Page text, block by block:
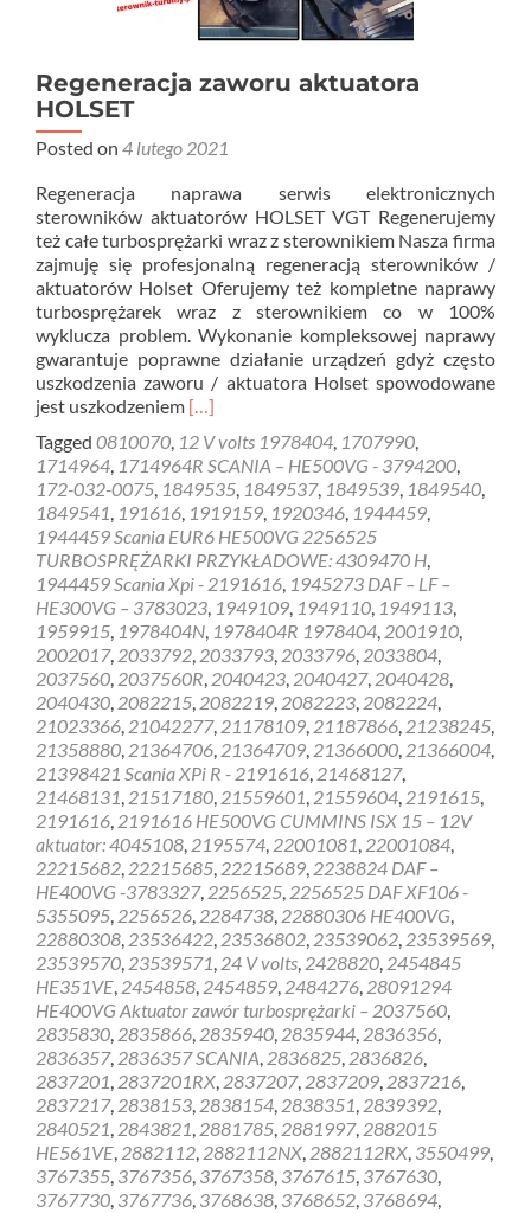
Regeneracja zaworu aktuatora
HOLSET
Posted on 4 lutego 2021
Regeneracja naprawa serwis elektronicznych
sterowników aktuatorów HOLSET VGT Regenerujemy
też całe turbosprężarki wraz z sterownikiem Nasza firma
zajmuję się profesjonalną regeneracją sterowników /
aktuatorów Holset Oferujemy też kompletne naprawy
turbosprężarek wraz z sterownikiem co w 100%
wyklucza problem. Wykonanie kompleksowej naprawy
gwarantuje poprawne działanie urządzeń gdyż często
uszkodzenia zaworu / aktuatora Holset spowodowane
jest uszkodzeniem Read
about
Regeneracja
zaworu
aktuatora
HOLSET
[…]
Tagged 0810070, 12 V volts 1978404, 1707990,
1714964, 1714964R SCANIA – HE500VG - 3794200,
172-032-0075, 1849535, 1849537, 1849539, 1849540,
1849541, 191616, 1919159, 1920346, 1944459,
1944459 Scania EUR6 HE500VG 2256525
TURBOSPRĘŻARKI PRZYKŁADOWE: 4309470 H,
1944459 Scania Xpi - 2191616, 1945273 DAF – LF –
HE300VG – 3783023, 1949109, 1949110, 1949113,
1959915, 1978404N, 1978404R 1978404, 2001910,
2002017, 2033792, 2033793, 2033796, 2033804,
2037560, 2037560R, 2040423, 2040427, 2040428,
2040430, 2082215, 2082219, 2082223, 2082224,
21023366, 21042277, 21178109, 21187866, 21238245,
21358880, 21364706, 21364709, 21366000, 21366004,
21398421 Scania XPi R - 2191616, 21468127,
21468131, 21517180, 21559601, 21559604, 2191615,
2191616, 2191616 HE500VG CUMMINS ISX 15 – 12V
aktuator: 4045108, 2195574, 22001081, 22001084,
22215682, 22215685, 22215689, 2238824 DAF –
HE400VG -3783327, 2256525, 2256525 DAF XF106 -
5355095, 2256526, 2284738, 22880306 HE400VG,
22880308, 23536422, 23536802, 23539062, 23539569,
23539570, 23539571, 24 V volts, 2428820, 2454845
HE351VE, 2454858, 2454859, 2484276, 28091294
HE400VG Aktuator zawór turbosprężarki – 2037560,
2835830, 2835866, 2835940, 2835944, 2836356,
2836357, 2836357 SCANIA, 2836825, 2836826,
2837201, 2837201RX, 2837207, 2837209, 2837216,
2837217, 2838153, 2838154, 2838351, 2839392,
2840521, 2843821, 2881785, 2881997, 2882015
HE561VE, 2882112, 2882112NX, 2882112RX, 3550499,
3767355, 3767356, 3767358, 3767615, 3767630,
3767730, 3767736, 3768638, 3768652, 3768694,